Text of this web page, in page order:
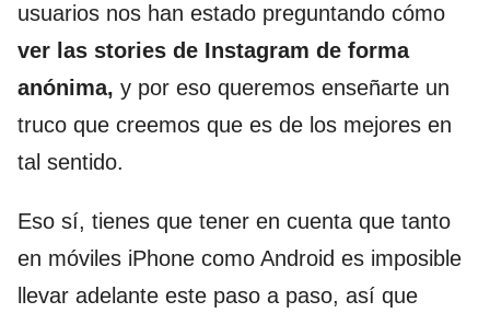
usuarios nos han estado preguntando cómo
ver las stories de Instagram de forma
anónima, y por eso queremos enseñarte un
truco que creemos que es de los mejores en
tal sentido.
Eso sí, tienes que tener en cuenta que tanto
en móviles iPhone como Android es imposible
llevar adelante este paso a paso, así que